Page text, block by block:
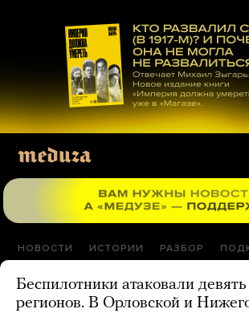
материалам
НОВОСТИ ИСТОРИИ РАЗБОР
Беспилотники атаковали
регионов. В Орловской и